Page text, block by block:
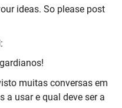
ideas. So please post
muitas conversas em
a usar e qual deve ser a